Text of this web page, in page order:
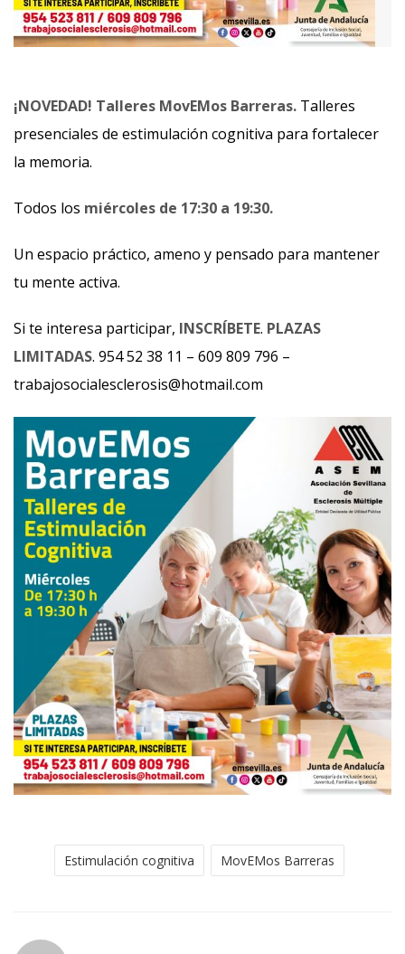
¡NOVEDAD! Talleres MovEMos Barreras. Talleres
presenciales de estimulación cognitiva para fortalecer
la memoria.
Todos los miércoles de 17:30 a 19:30.
Un espacio práctico, ameno y pensado para mantener
tu mente activa.
Si te interesa participar, INSCRÍBETE. PLAZAS
LIMITADAS. 954 52 38 11 – 609 809 796 –
trabajosocialesclerosis@hotmail.com
Estimulación cognitiva MovEMos Barreras